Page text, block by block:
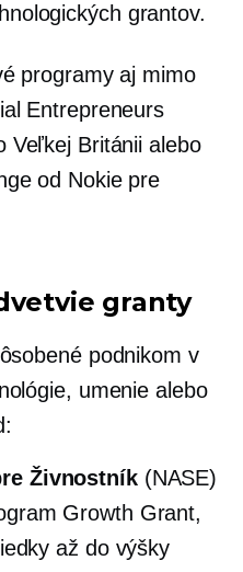
grantov.
programy aj mimo
Entrepreneurs
Veľkej Británii alebo
od Nokie pre
granty
podnikom v
umenie alebo
Živnostník(NASE)
Growth Grant,
až do výšky